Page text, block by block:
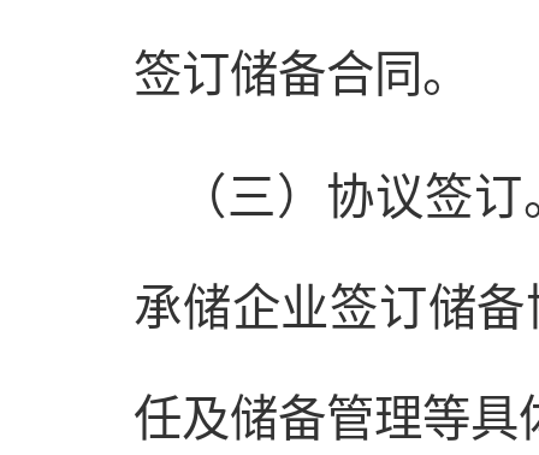
签订储备合同。
（三）协议签
承储企业签订储
任及储备管理等具